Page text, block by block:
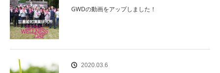
GWDの動画をアップしました！
2020.03.6